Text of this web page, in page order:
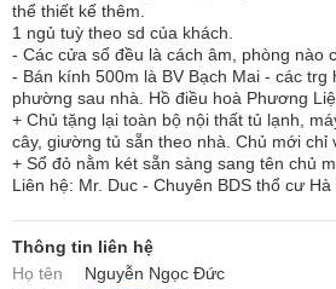
thể thiết kế thêm.
1 ngủ tuỳ theo sd của khách.
- Các cửa sổ đều là cách âm, phòng nào
- Bán kính 500m là BV Bạch Mai - các trg
phường sau nhà. Hồ điều hoà Phương
+ Chủ tặng lại toàn bộ nội thất tủ lạnh,
cây, giường tủ sẵn theo nhà. Chủ mới chỉ
+ Sổ đỏ nằm két sẵn sàng sang tên chủ
Liên hệ: Mr. Duc - Chuyên BDS thổ cư Hà
Thông tin liên hệ
Họ tên
Nguyễn Ngọc Đức